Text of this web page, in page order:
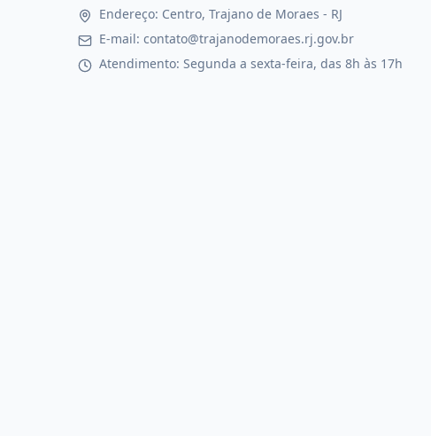
Endereço: Centro, Trajano de Moraes - RJ
E-mail: contato@trajanodemoraes.rj.gov.br
Atendimento: Segunda a sexta-feira, das 8h às 17h